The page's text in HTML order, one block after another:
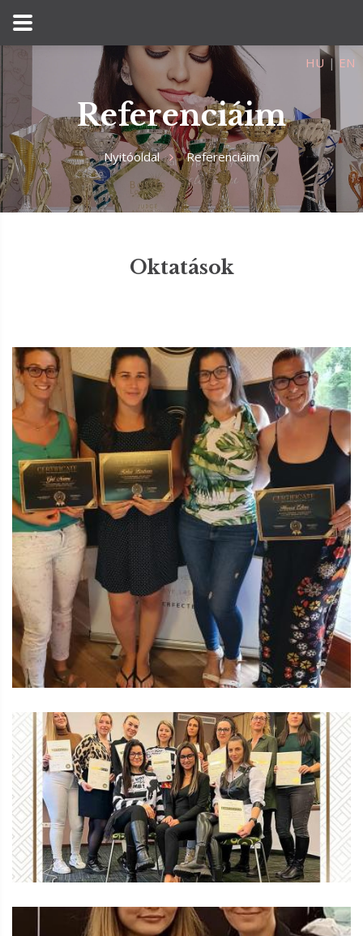
HU | EN
Referenciáim
Nyitóoldal Referenciáim
Oktatások